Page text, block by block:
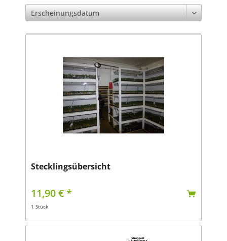
Stecklingsübersicht
11,90 € *
1 Stück